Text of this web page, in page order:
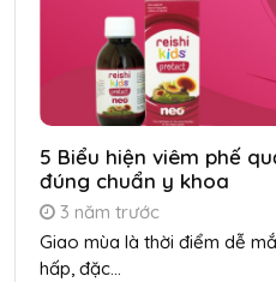
5 Biểu hiện viêm phế
đúng chuẩn y khoa
3 năm trước
Giao mùa là thời điểm dễ
hấp, đặc...